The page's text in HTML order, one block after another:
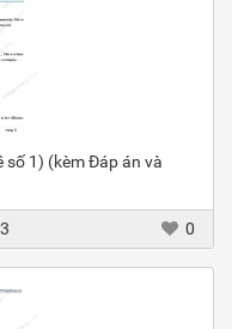
1) (kèm Đáp án và
0